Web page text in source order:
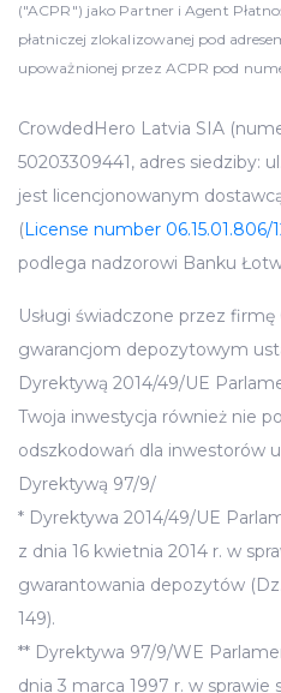
("ACPR") jako Partner i Agent
płatniczej zlokalizowanej pod
upoważnionej przez ACPR pod
CrowdedHero Latvia SIA
50203309441, adres siedziby:
jest licencjonowanym
(License number 06.15.01.806/
podlega nadzorowi Banku
Usługi świadczone przez
gwarancjom depozytowym
Dyrektywą 2014/49/UE
Twoja inwestycja również nie
odszkodowań dla inwestorów
Dyrektywą 97/9/
* Dyrektywa 2014/49/UE
z dnia 16 kwietnia 2014 r. w
gwarantowania depozytów (Dz.
149).
** Dyrektywa 97/9/WE
dnia 3 marca 1997 r. w